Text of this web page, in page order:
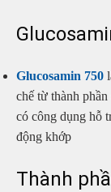
Glucosamin 750
chế từ thành
có công dụng hỗ
động khớp
Thành